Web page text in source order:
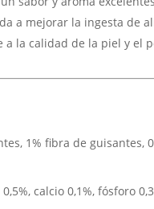
a mejorar la ingesta de
a la calidad de la piel y el
1% fibra de guisantes,
calcio 0,1%, fósforo